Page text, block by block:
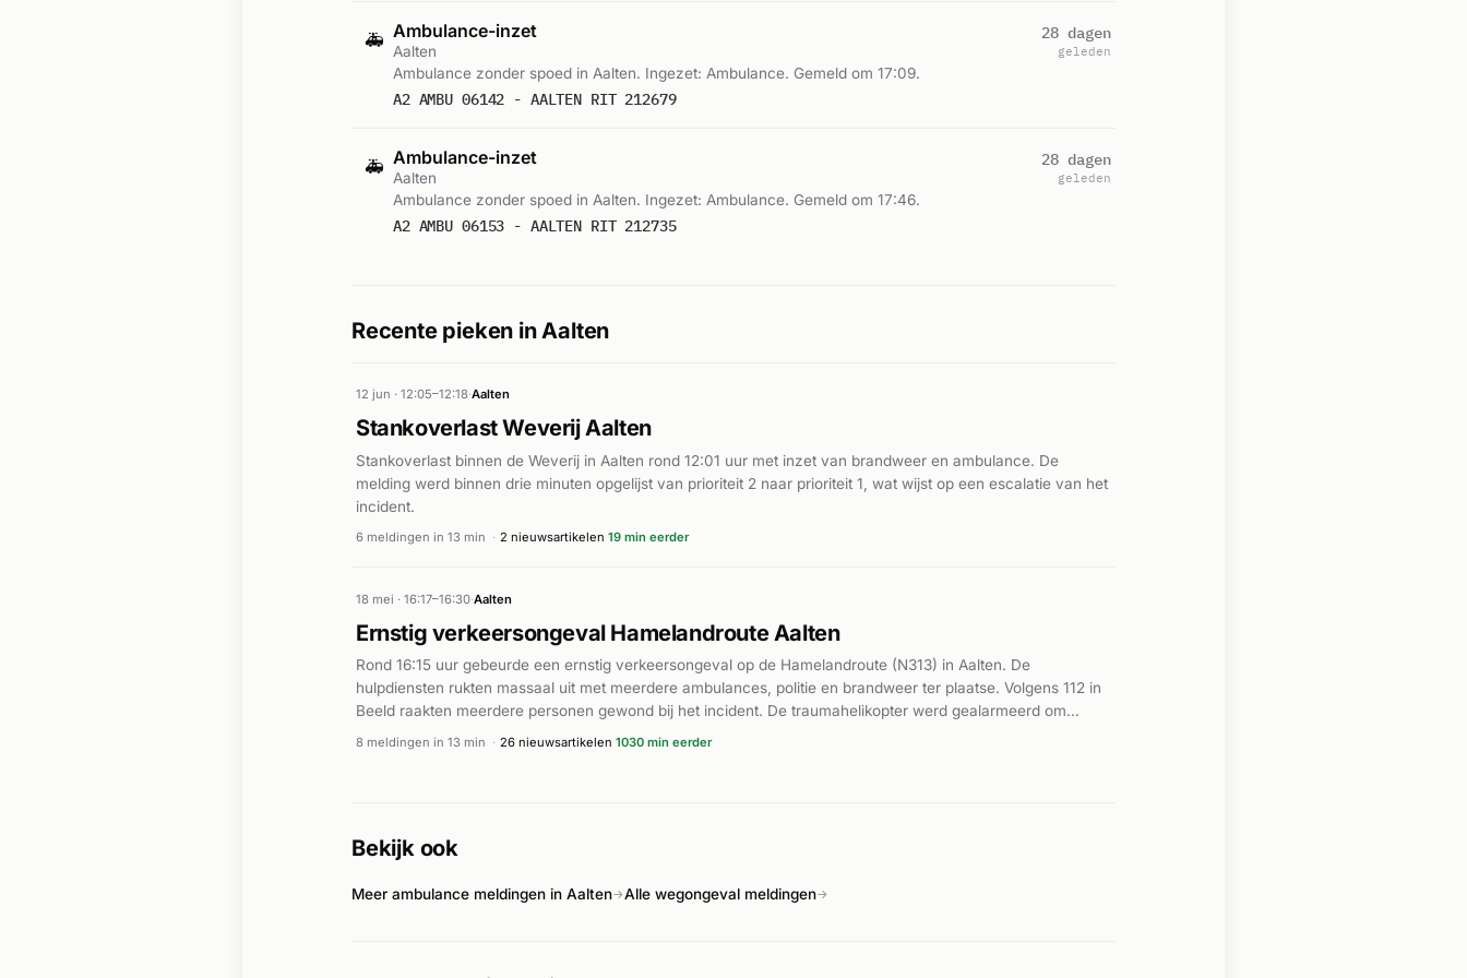
🚑 Ambulance-inzet
Aalten
Ambulance zonder spoed in Aalten. Ingezet: Ambulance. Gemeld om 17:09.
A2 AMBU 06142 - AALTEN RIT 212679
28 dagen
geleden
🚑 Ambulance-inzet
Aalten
Ambulance zonder spoed in Aalten. Ingezet: Ambulance. Gemeld om 17:46.
A2 AMBU 06153 - AALTEN RIT 212735
28 dagen
geleden
Recente pieken in Aalten
12 jun · 12:05–12:18·Aalten
Stankoverlast Weverij Aalten
Stankoverlast binnen de Weverij in Aalten rond 12:01 uur met inzet van brandweer en ambulance. De
melding werd binnen drie minuten opgelijst van prioriteit 2 naar prioriteit 1, wat wijst op een escalatie van het
incident.
6 meldingen in 13 min · 2 nieuwsartikelen 19 min eerder
18 mei · 16:17–16:30·Aalten
Ernstig verkeersongeval Hamelandroute Aalten
Rond 16:15 uur gebeurde een ernstig verkeersongeval op de Hamelandroute (N313) in Aalten. De
hulpdiensten rukten massaal uit met meerdere ambulances, politie en brandweer ter plaatse. Volgens 112 in
Beeld raakten meerdere personen gewond bij het incident. De traumahelikopter werd gealarmeerd om
assistentie te verlenen. Uit verslagen van het ongeval blijkt dat er sprake was van een botsing waarbij onder
8 meldingen in 13 min · 26 nieuwsartikelen 1030 min eerder
Bekijk ook
Meer ambulance meldingen in Aalten→Alle wegongeval meldingen→